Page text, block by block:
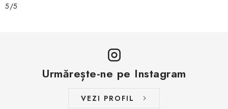
5/5
Urmărește-ne pe Instagram
VEZI PROFIL